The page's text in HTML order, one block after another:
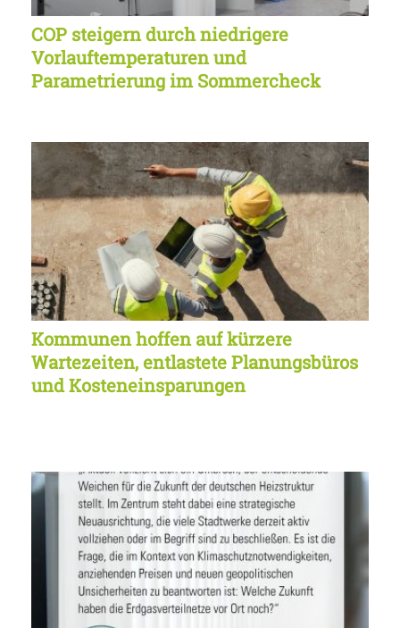
COP steigern durch niedrigere
Vorlauftemperaturen und
Parametrierung im Sommercheck
Kommunen hoffen auf kürzere
Wartezeiten, entlastete Planungsbüros
und Kosteneinsparungen